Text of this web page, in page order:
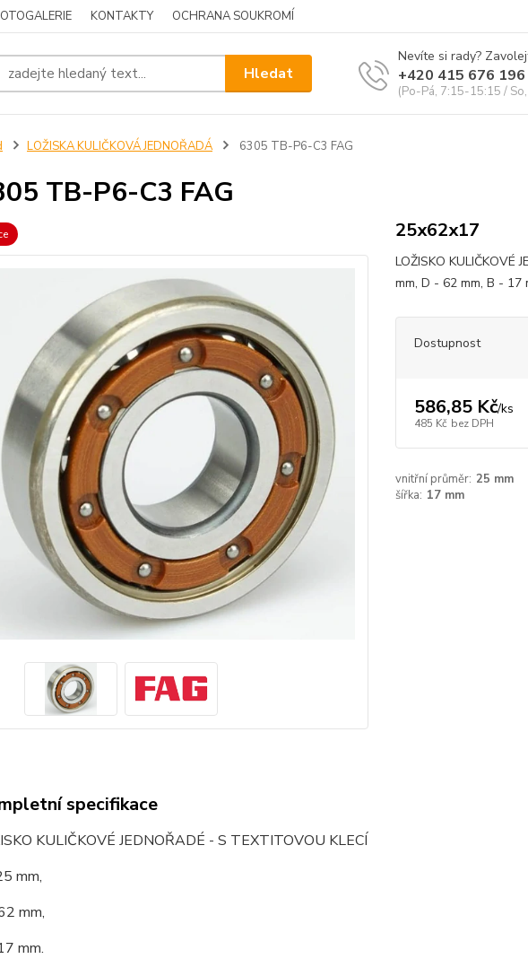
KONTAKTY OCHRANA SOUKROMÍ
Hledat
Nevíte si rady?
+420 415 676 196
(Po-Pá, 7:15-15:15 /
LOŽISKA KULIČKOVÁ JEDNOŘADÁ 6305 TB-P6-C3 FAG
TB-P6-C3 FAG
25x62x17
LOŽISKO KULIČKOVÉ
mm, D - 62 mm, B - 17
Dostupnost
586,85 Kč/ks
485 Kč bez DPH
vnitřní průměr: 25 mm
šířka: 17 mm
specifikace
KULIČKOVÉ JEDNOŘADÉ - S TEXTITOVOU KLECÍ
mm,
mm,
mm.